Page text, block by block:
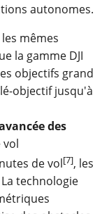
autonomes.
les mêmes
la gamme DJI
objectifs grand
objectif jusqu'à
des
vol
de vol[7], les
technologie